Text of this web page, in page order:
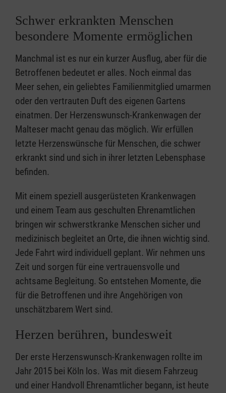
Schwer erkrankten Menschen
besondere Momente ermöglichen
Manchmal ist es nur ein kurzer Ausflug, aber für die
Betroffenen bedeutet er alles. Noch einmal das
Meer sehen, ein geliebtes Familienmitglied umarmen
oder den vertrauten Duft des eigenen Gartens
einatmen. Der Herzenswunsch-Krankenwagen der
Malteser macht genau das möglich. Wir erfüllen
letzte Herzenswünsche für Menschen, die schwer
erkrankt sind und sich in ihrer letzten Lebensphase
befinden.
Mit einem speziell ausgerüsteten Krankenwagen
und einem Team aus geschulten Ehrenamtlichen
bringen wir schwerstkranke Menschen sicher und
medizinisch begleitet an Orte, die ihnen wichtig sind.
Jede Fahrt wird individuell geplant. Wir nehmen uns
Zeit und sorgen für eine vertrauensvolle und
achtsame Begleitung. So entstehen Momente, die
für die Betroffenen und ihre Angehörigen von
unschätzbarem Wert sind.
Herzen berühren, bundesweit
Der erste Herzenswunsch-Krankenwagen rollte im
Jahr 2015 bei Köln los. Was mit diesem Fahrzeug
und einer Handvoll Ehrenamtlicher begann, ist heute